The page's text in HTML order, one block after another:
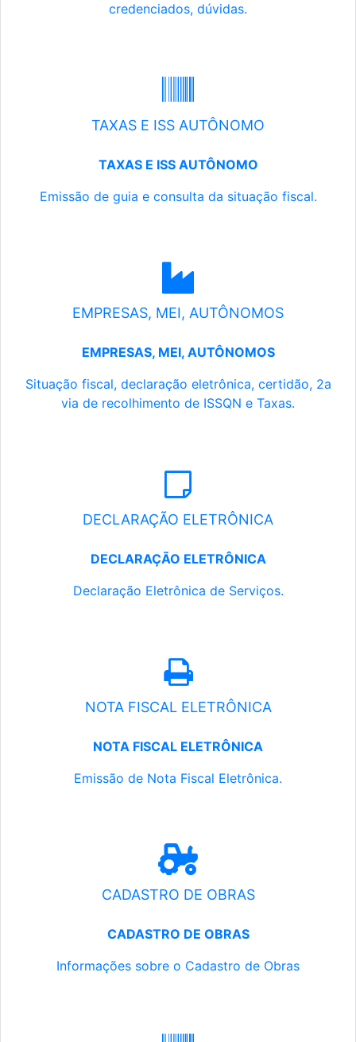
credenciados, dúvidas.
TAXAS E ISS AUTÔNOMO
TAXAS E ISS AUTÔNOMO
Emissão de guia e consulta da situação fiscal.
EMPRESAS, MEI, AUTÔNOMOS
EMPRESAS, MEI, AUTÔNOMOS
Situação fiscal, declaração eletrônica, certidão, 2a
via de recolhimento de ISSQN e Taxas.
DECLARAÇÃO ELETRÔNICA
DECLARAÇÃO ELETRÔNICA
Declaração Eletrônica de Serviços.
NOTA FISCAL ELETRÔNICA
NOTA FISCAL ELETRÔNICA
Emissão de Nota Fiscal Eletrônica.
CADASTRO DE OBRAS
CADASTRO DE OBRAS
Informações sobre o Cadastro de Obras